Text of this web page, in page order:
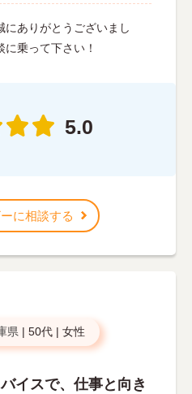
ありがとうございまし
乗って下さい！
5.0
に相談する
県 | 50代 | 女性
イスで、仕事と向き